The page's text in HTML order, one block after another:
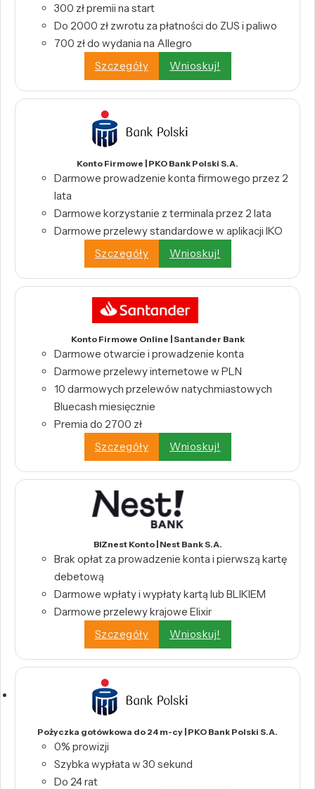
300 zł premii na start
Do 2000 zł zwrotu za płatności do ZUS i paliwo
700 zł do wydania na Allegro
Szczegóły
Wnioskuj!
Konto Firmowe | PKO Bank Polski S.A.
Darmowe prowadzenie konta firmowego przez 2
lata
Darmowe korzystanie z terminala przez 2 lata
Darmowe przelewy standardowe w aplikacji IKO
Szczegóły
Wnioskuj!
Konto Firmowe Online | Santander Bank
Darmowe otwarcie i prowadzenie konta
Darmowe przelewy internetowe w PLN
10 darmowych przelewów natychmiastowych
Bluecash miesięcznie
Premia do 2700 zł
Szczegóły
Wnioskuj!
BIZnest Konto | Nest Bank S.A.
Brak opłat za prowadzenie konta i pierwszą kartę
debetową
Darmowe wpłaty i wypłaty kartą lub BLIKIEM
Darmowe przelewy krajowe Elixir
Szczegóły
Wnioskuj!
Pożyczka gotówkowa do 24 m-cy | PKO Bank Polski S.A.
0% prowizji
Szybka wypłata w 30 sekund
Do 24 rat